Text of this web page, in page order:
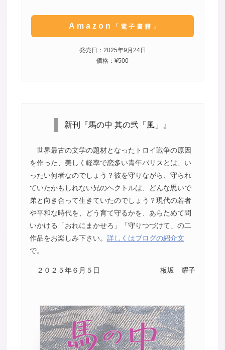
Amazon 「電子書籍」
発売日：2025年9月24日
価格：¥500
新刊『馬の中 其の弐「風」』
世界最古の文学の題材となったトロイ戦争の原因
を作った、美しく軽率で恋多い青年パリスとは、い
ったい何者なのでしょう？彼を守りながら、守られ
ていたかもしれない兄のヘクトルは、どんな思いで
弟と向き合って生きていたのでしょう？現代の若者
や平和な時代を、どう育て守るかを、あらためて問
いかける「おれにまかせろ」「守りつづけて」の二
作品をお楽しみ下さい。 詳しくはブログの紹介文
で。
２０２５年６月５日 板坂 耀子